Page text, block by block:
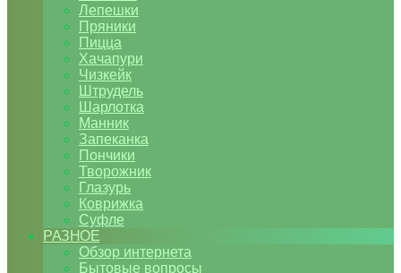
Лепешки
Пряники
Пицца
Хачапури
Чизкейк
Штрудель
Шарлотка
Манник
Запеканка
Пончики
Творожник
Глазурь
Коврижка
Суфле
РАЗНОЕ
Обзор интернета
Бытовые вопросы